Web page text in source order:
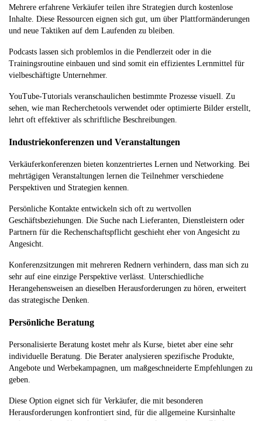
Mehrere erfahrene Verkäufer teilen ihre Strategien durch kostenlose
Inhalte. Diese Ressourcen eignen sich gut, um über Plattformänderungen
und neue Taktiken auf dem Laufenden zu bleiben.
Podcasts lassen sich problemlos in die Pendlerzeit oder in die
Trainingsroutine einbauen und sind somit ein effizientes Lernmittel für
vielbeschäftigte Unternehmer.
YouTube-Tutorials veranschaulichen bestimmte Prozesse visuell. Zu
sehen, wie man Recherchetools verwendet oder optimierte Bilder erstellt,
lehrt oft effektiver als schriftliche Beschreibungen.
Industriekonferenzen und Veranstaltungen
Verkäuferkonferenzen bieten konzentriertes Lernen und Networking. Bei
mehrtägigen Veranstaltungen lernen die Teilnehmer verschiedene
Perspektiven und Strategien kennen.
Persönliche Kontakte entwickeln sich oft zu wertvollen
Geschäftsbeziehungen. Die Suche nach Lieferanten, Dienstleistern oder
Partnern für die Rechenschaftspflicht geschieht eher von Angesicht zu
Angesicht.
Konferenzsitzungen mit mehreren Rednern verhindern, dass man sich zu
sehr auf eine einzige Perspektive verlässt. Unterschiedliche
Herangehensweisen an dieselben Herausforderungen zu hören, erweitert
das strategische Denken.
Persönliche Beratung
Personalisierte Beratung kostet mehr als Kurse, bietet aber eine sehr
individuelle Beratung. Die Berater analysieren spezifische Produkte,
Angebote und Werbekampagnen, um maßgeschneiderte Empfehlungen zu
geben.
Diese Option eignet sich für Verkäufer, die mit besonderen
Herausforderungen konfrontiert sind, für die allgemeine Kursinhalte